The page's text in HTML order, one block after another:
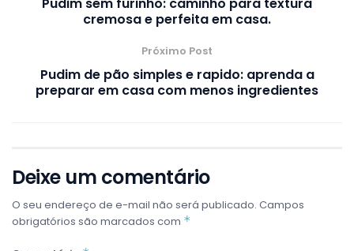
Pudim sem furinho: caminho para textura
cremosa e perfeita em casa.
Próximo Post
Pudim de pão simples e rapido: aprenda a
preparar em casa com menos ingredientes
Deixe um comentário
O seu endereço de e-mail não será publicado. Campos
obrigatórios são marcados com *